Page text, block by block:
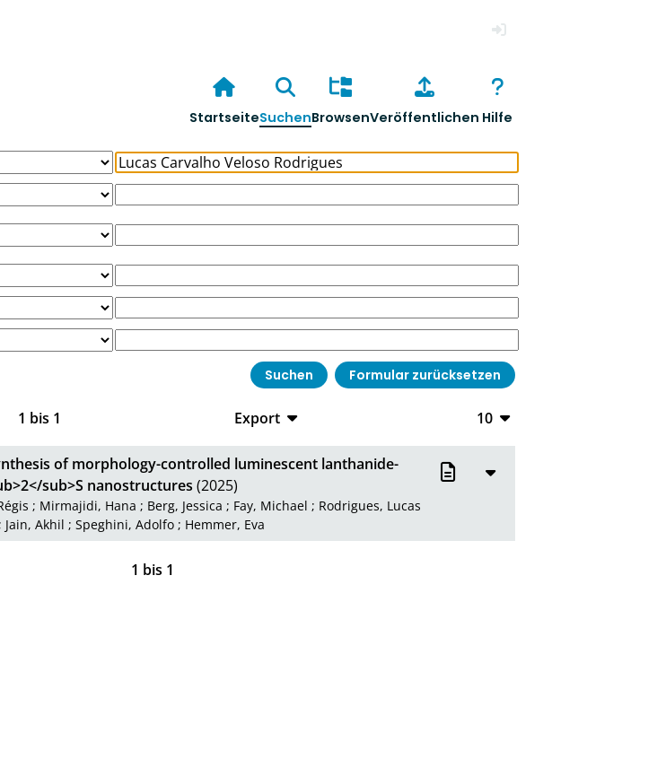
StartseiteSuchenBrowsenVeröffentlichen Hilfe
1 bis 1
Export
CSV
XML
10
10
20
of morphology-controlled luminescent lanthanide-
sub>S nanostructures (2025)
; Mirmajidi, Hana ; Berg, Jessica ; Fay, Michael ; Rodrigues, Lucas
Jain, Akhil ; Speghini, Adolfo; Hemmer, Eva
1 bis 1